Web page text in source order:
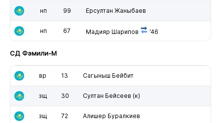
нп 99 Ерсултан Жаныбаев
нп 67 Мадияр Шарипов '46
СД Фэмили-М
вр 13 Сагыныш Бейбит
зщ 30 Султан Бейсеев (к)
зщ 72 Алишер Буралкиев